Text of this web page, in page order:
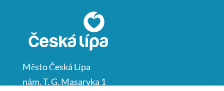
Město Česká Lípa
nám. T. G. Masaryka 1